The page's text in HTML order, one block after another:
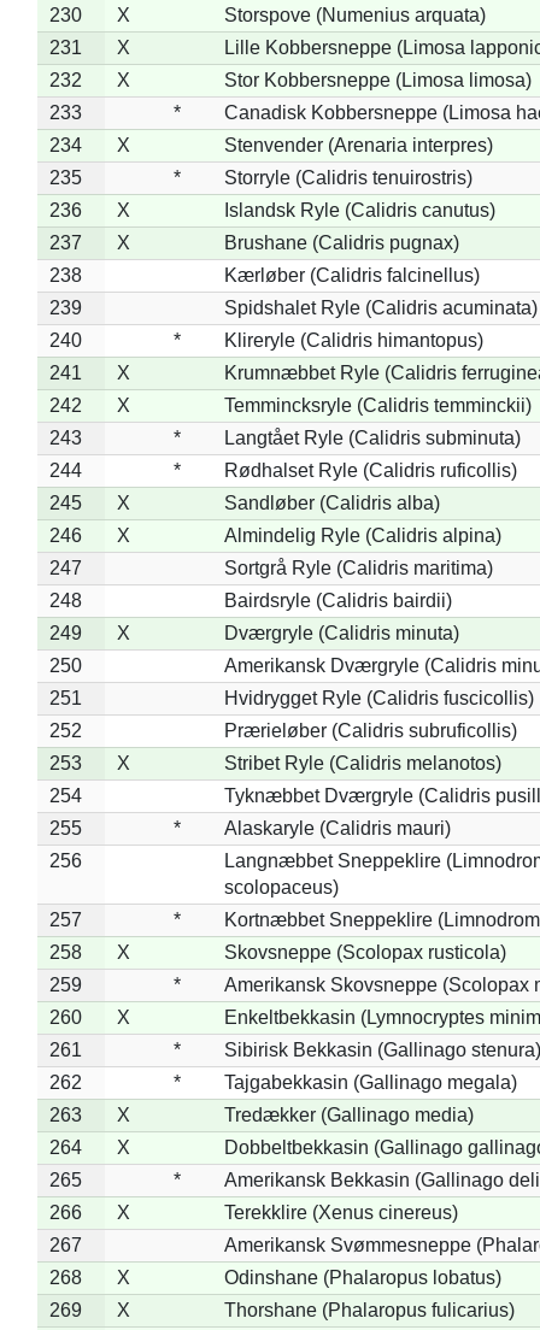
230 X
Storspove (Numenius arquata)
231
X
Lille Kobbersneppe (Limosa
232
X
Stor Kobbersneppe (Limosa limosa)
233
*
Canadisk Kobbersneppe (Limosa
234
X
Stenvender (Arenaria interpres)
235
*
Storryle (Calidris tenuirostris)
236
X
Islandsk Ryle (Calidris canutus)
237
X
Brushane (Calidris pugnax)
238
Kærløber (Calidris falcinellus)
239
Spidshalet Ryle (Calidris acuminata)
240
*
Klireryle (Calidris himantopus)
241
X
Krumnæbbet Ryle (Calidris
242
X
Temmincksryle (Calidris temminckii)
243
*
Langtået Ryle (Calidris subminuta)
244
*
Rødhalset Ryle (Calidris ruficollis)
245
X
Sandløber (Calidris alba)
246
X
Almindelig Ryle (Calidris alpina)
247
Sortgrå Ryle (Calidris maritima)
248
Bairdsryle (Calidris bairdii)
249
X
Dværgryle (Calidris minuta)
250
Amerikansk Dværgryle (Calidris
251
Hvidrygget Ryle (Calidris fuscicollis)
252
Prærieløber (Calidris subruficollis)
253
X
Stribet Ryle (Calidris melanotos)
254
Tyknæbbet Dværgryle (Calidris
255
*
Alaskaryle (Calidris mauri)
256
Langnæbbet Sneppeklire
scolopaceus)
257
*
Kortnæbbet Sneppeklire
258
X
Skovsneppe (Scolopax rusticola)
259
*
Amerikansk Skovsneppe (Scolopax
260
X
Enkeltbekkasin (Lymnocryptes
261
*
Sibirisk Bekkasin (Gallinago stenura)
262
*
Tajgabekkasin (Gallinago megala)
263
X
Tredækker (Gallinago media)
264
X
Dobbeltbekkasin (Gallinago
265
*
Amerikansk Bekkasin (Gallinago
266
X
Terekklire (Xenus cinereus)
267
Amerikansk Svømmesneppe
268
X
Odinshane (Phalaropus lobatus)
269
X
Thorshane (Phalaropus fulicarius)